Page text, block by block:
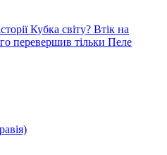
Кубка світу? Втік на
перевершив тільки Пеле